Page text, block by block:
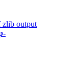
zlib output